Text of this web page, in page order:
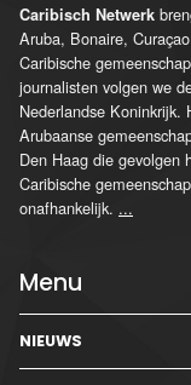
Caribisch Netwerk
Aruba, Bonaire,
Caribische
journalisten volgen we
Nederlandse
Arubaanse
Den Haag die gevolgen
Caribische
onafhankelijk. ...
Menu
NIEUWS